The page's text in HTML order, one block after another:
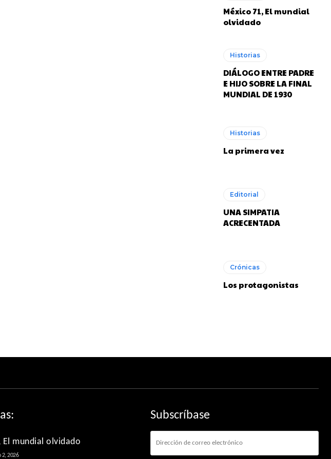
México 71, El mundial
olvidado
Historias
DIÁLOGO ENTRE PADRE
E HIJO SOBRE LA FINAL
MUNDIAL DE 1930
Historias
La primera vez
Editorial
UNA SIMPATIA
ACRECENTADA
Crónicas
Los protagonistas
El mundial olvidado
2, 2026
Subscríbase